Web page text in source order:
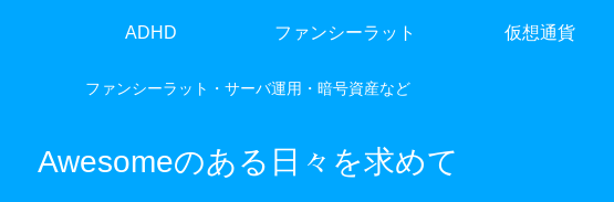
ファンシーラット・サーバ運用・暗号資産など
Awesomeのある日々を求めて
ADHD ファンシーラット 仮想通貨